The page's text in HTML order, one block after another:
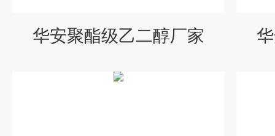
华安聚酯级乙二醇厂家